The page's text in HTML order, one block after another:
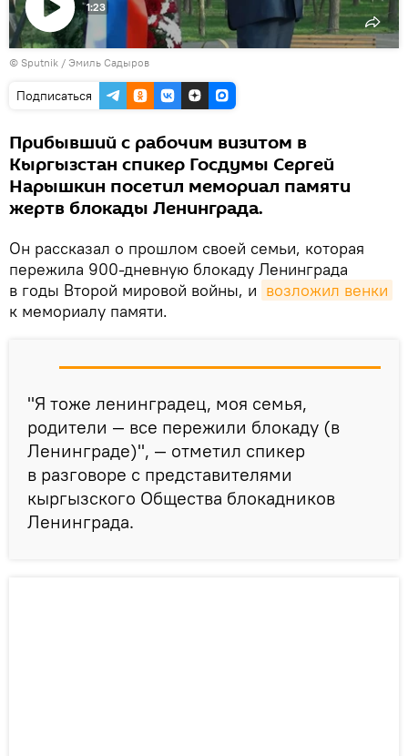
Воспроизвести
видео
1:23
© Sputnik / Эмиль Садыров
Подписаться
Прибывший с рабочим визитом в
Кыргызстан спикер Госдумы Сергей
Нарышкин посетил мемориал памяти
жертв блокады Ленинграда.
Он рассказал о прошлом своей семьи, которая
пережила 900-дневную блокаду Ленинграда
в годы Второй мировой войны, и возложил венки
к мемориалу памяти.
"Я тоже ленинградец, моя семья,
родители — все пережили блокаду (в
Ленинграде)", — отметил спикер
в разговоре с представителями
кыргызского Общества блокадников
Ленинграда.